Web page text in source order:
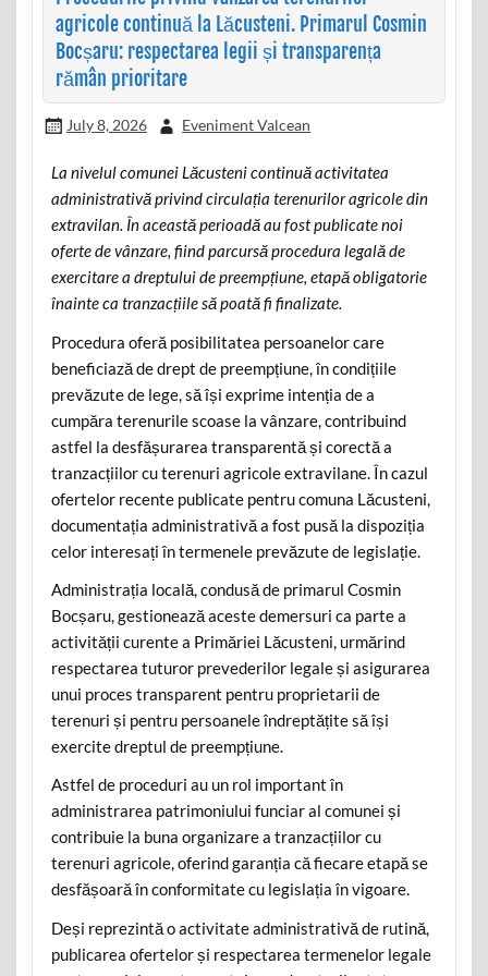
agricole continuă la Lăcusteni. Primarul Cosmin
Bocșaru: respectarea legii și transparența
rămân prioritare
July 8, 2026 Eveniment Valcean
La nivelul comunei Lăcusteni continuă activitatea
administrativă privind circulația terenurilor agricole din
extravilan. În această perioadă au fost publicate noi
oferte de vânzare, fiind parcursă procedura legală de
exercitare a dreptului de preempțiune, etapă obligatorie
înainte ca tranzacțiile să poată fi finalizate.
Procedura oferă posibilitatea persoanelor care
beneficiază de drept de preempțiune, în condițiile
prevăzute de lege, să își exprime intenția de a
cumpăra terenurile scoase la vânzare, contribuind
astfel la desfășurarea transparentă și corectă a
tranzacțiilor cu terenuri agricole extravilane. În cazul
ofertelor recente publicate pentru comuna Lăcusteni,
documentația administrativă a fost pusă la dispoziția
celor interesați în termenele prevăzute de legislație.
Administrația locală, condusă de primarul Cosmin
Bocșaru, gestionează aceste demersuri ca parte a
activității curente a Primăriei Lăcusteni, urmărind
respectarea tuturor prevederilor legale și asigurarea
unui proces transparent pentru proprietarii de
terenuri și pentru persoanele îndreptățite să își
exercite dreptul de preempțiune.
Astfel de proceduri au un rol important în
administrarea patrimoniului funciar al comunei și
contribuie la buna organizare a tranzacțiilor cu
terenuri agricole, oferind garanția că fiecare etapă se
desfășoară în conformitate cu legislația în vigoare.
Deși reprezintă o activitate administrativă de rutină,
publicarea ofertelor și respectarea termenelor legale